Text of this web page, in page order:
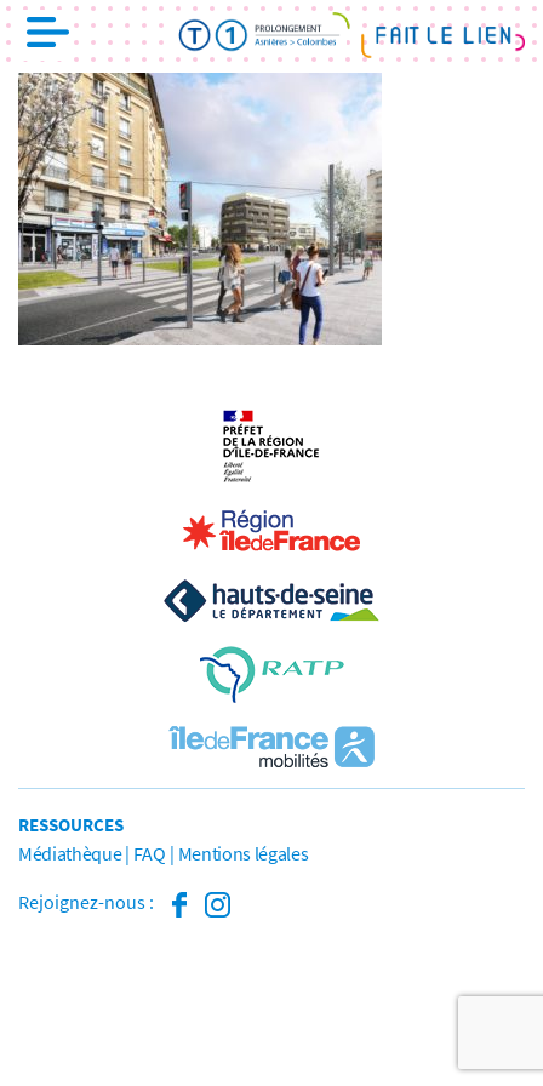
RESSOURCES
Médiathèque FAQ Mentions légales
Rejoignez-nous :